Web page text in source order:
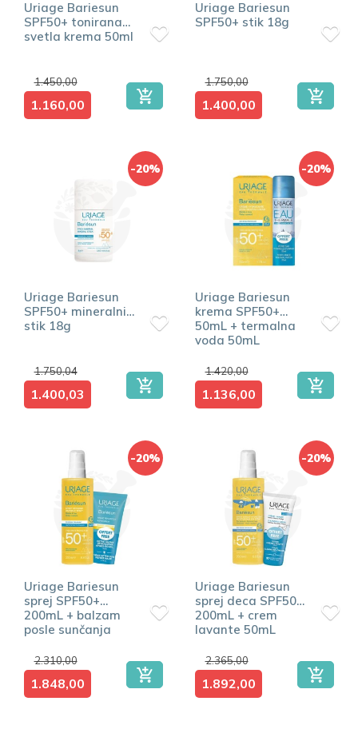
Uriage Bariesun
SPF50+ tonirana
svetla krema 50ml
1.450,00
1.160,00
Uriage Bariesun
SPF50+ stik 18g
1.750,00
1.400,00
-20%
Uriage Bariesun
SPF50+ mineralni
stik 18g
1.750,04
1.400,03
-20%
Uriage Bariesun
krema SPF50+
50mL + termalna
voda 50mL
1.420,00
1.136,00
-20%
Uriage Bariesun
sprej SPF50+
200mL + balzam
posle sunčanja
2.310,00
1.848,00
-20%
Uriage Bariesun
sprej deca SPF50+
200mL + crem
lavante 50mL
2.365,00
1.892,00